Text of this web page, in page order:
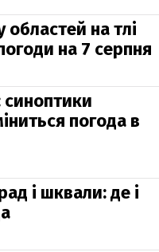
на тлі
на 7 серпня
синоптики
погода в
і шквали: де і